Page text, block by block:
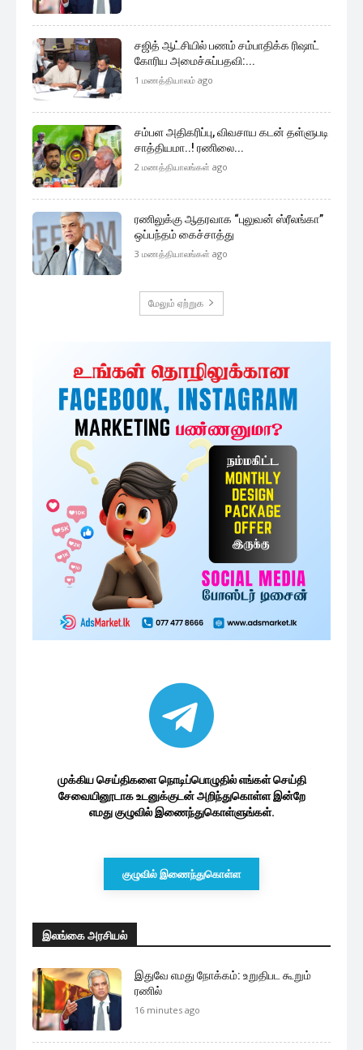
சஜித் ஆட்சியில் பணம் சம்பாதிக்க ரிஷாட்
கோரிய அமைச்சுப்பதவி:...
1 மணத்தியாலம் ago
சம்பள அதிகரிப்பு, விவசாய கடன் தள்ளுபடி
சாத்தியமா..! ரணிலை...
2 மணத்தியாலங்கள் ago
ரணிலுக்கு ஆதரவாக “புலுவன் ஸ்ரீலங்கா”
ஒப்பந்தம் கைச்சாத்து
3 மணத்தியாலங்கள் ago
மேலும் ஏற்றுக
முக்கிய செய்திகளை நொடிப்பொழுதில் எங்கள் செய்தி
சேவையினூடாக உடனுக்குடன் அறிந்துகொள்ள இன்றே
எமது குழுவில் இணைந்துகொள்ளுங்கள்.
குழுவில் இணைந்துகொள்ள
இலங்கை அரசியல்
இதுவே எமது நோக்கம்: உறுதிபட கூறும்
ரணில்
16 minutes ago